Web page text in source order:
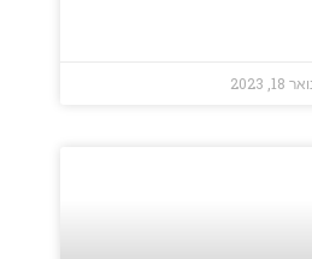
18, 2023